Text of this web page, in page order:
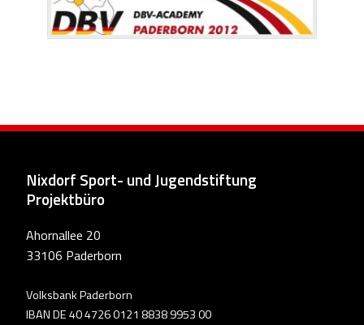
Nixdorf Sport- und Jugendstiftung
Projektbüro
Ahornallee 20
33106 Paderborn
Volksbank Paderborn
IBAN DE 40 4726 0121 8838 9953 00